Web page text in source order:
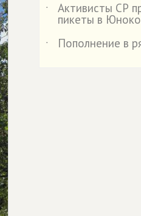
˙
Активисты СР
пикеты в
˙
Пополнение в